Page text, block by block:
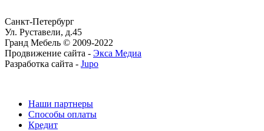
Санкт-Петербург
Ул. Руставели, д.45
Гранд Мебель © 2009-2022
Продвижение сайта - Экса Медиа
Разработка сайта - Jupo
Наши партнеры
Способы оплаты
Кредит